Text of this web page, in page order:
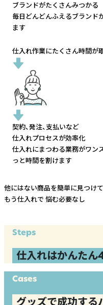
ブランドがたくさんみつかる
毎日どんどんふえるブランド
ます
仕入れ作業にたくさん時間が
契約、発注、支払いなど
仕入れプロセスが効率化
仕入れにまつわる業務がワン
っと時間を割けます
他にはない商品を簡単に見つけて
もう仕入れで 悩む必要なし
Steps
仕入れはかんたん
Cases
グッズで成功する